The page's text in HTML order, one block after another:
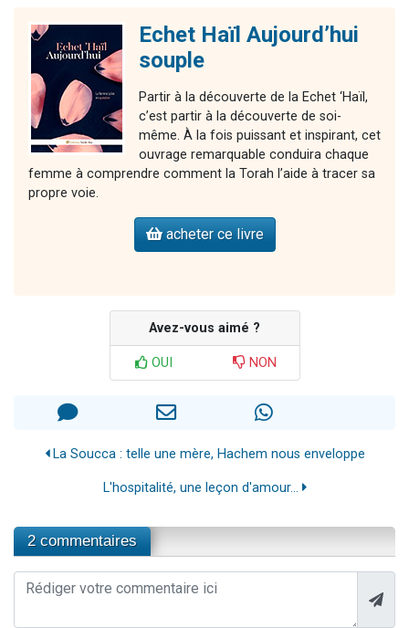
Echet Haïl Aujourd’hui
souple
Partir à la découverte de la Echet ‘Haïl,
c’est partir à la découverte de soi-
même. À la fois puissant et inspirant, cet
ouvrage remarquable conduira chaque
femme à comprendre comment la Torah l’aide à tracer sa
propre voie.
acheter ce livre
Avez-vous aimé ?
OUI NON
La Soucca : telle une mère, Hachem nous enveloppe
L'hospitalité, une leçon d'amour...
2 commentaires